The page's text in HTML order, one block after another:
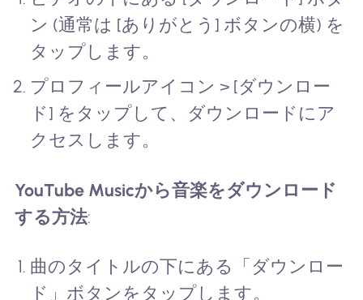
ン (通常は [ありがとう] ボタンの横) を
タップします。
プロフィールアイコン > [ダウンロー
ド] をタップして、ダウンロードにア
クセスします。
YouTube Musicから音楽をダウンロード
する方法:
曲のタイトルの下にある「ダウンロー
ド」ボタンをタップします。